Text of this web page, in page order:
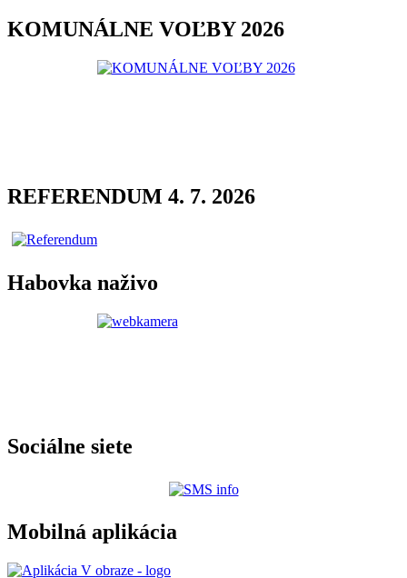
KOMUNÁLNE VOĽBY 2026
REFERENDUM 4. 7. 2026
Habovka naživo
Sociálne siete
Mobilná aplikácia